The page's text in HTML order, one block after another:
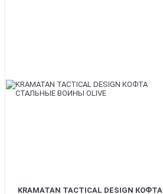
KRAMATAN TACTICAL DESIGN КОФТА